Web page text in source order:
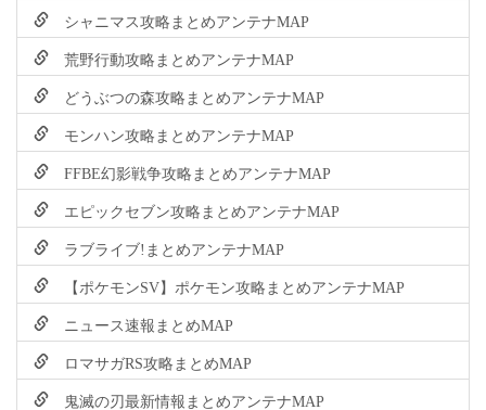
シャニマス攻略まとめアンテナMAP
荒野行動攻略まとめアンテナMAP
どうぶつの森攻略まとめアンテナMAP
モンハン攻略まとめアンテナMAP
FFBE幻影戦争攻略まとめアンテナMAP
エピックセブン攻略まとめアンテナMAP
ラブライブ!まとめアンテナMAP
【ポケモンSV】ポケモン攻略まとめアンテナMAP
ニュース速報まとめMAP
ロマサガRS攻略まとめMAP
鬼滅の刃最新情報まとめアンテナMAP